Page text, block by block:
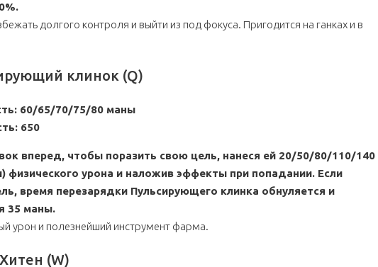
долгого контроля и выйти из под фокуса. Пригодится на ганках и в
клинок (Q)
60/65/70/75/80 маны
650
вперед, чтобы поразить свою цель, нанеся ей 20/50/80/110/140
физического урона и наложив эффекты при попадании. Если
время перезарядки Пульсирующего клинка обнуляется и
35 маны.
урон и полезнейший инструмент фарма.
(W)